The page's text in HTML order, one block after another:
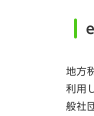
地方
利用
般社